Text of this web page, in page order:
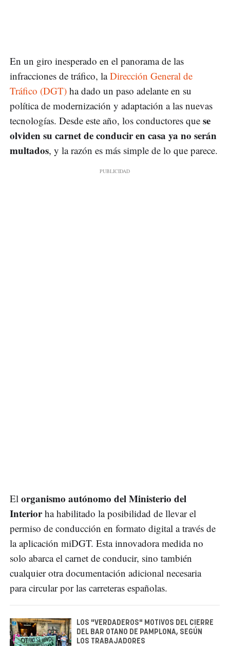
En un giro inesperado en el panorama de las
infracciones de tráfico, laDirección General de
Tráfico (DGT) ha dado un paso adelante en su
política de modernización y adaptación a las nuevas
tecnologías. Desde este año, los conductores que se
olviden su carnet de conducir en casa ya no serán
multados, y la razón es más simple de lo que parece.
El organismo autónomo del Ministerio del
Interiorha habilitado la posibilidad de llevar el
permiso de conducción en formato digital a través de
la aplicación miDGT. Esta innovadora medida no
solo abarca el carnet de conducir, sino también
cualquier otra documentación adicional necesaria
para circular por las carreteras españolas.
LOS "VERDADEROS" MOTIVOS DEL CIERRE
DEL BAR OTANO DE PAMPLONA, SEGÚN
LOS TRABAJADORES